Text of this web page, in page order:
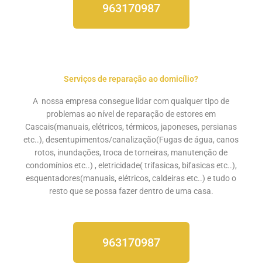
963170987
Serviços de reparação ao domicílio?
A nossa empresa consegue lidar com qualquer tipo de
problemas ao nível de reparação de estores em
Cascais(manuais, elétricos, térmicos, japoneses, persianas
etc..), desentupimentos/canalização(Fugas de água, canos
rotos, inundações, troca de torneiras, manutenção de
condomínios etc..) , eletricidade( trifasicas, bifasicas etc..),
esquentadores(manuais, elétricos, caldeiras etc..) e tudo o
resto que se possa fazer dentro de uma casa.
963170987